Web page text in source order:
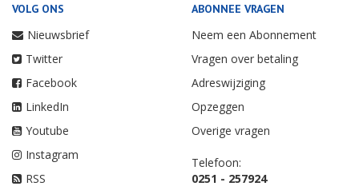
VOLG ONS
Nieuwsbrief
Twitter
Facebook
LinkedIn
Youtube
Instagram
RSS
ABONNEE VRAGEN
Neem een Abonnement
Vragen over betaling
Adreswijziging
Opzeggen
Overige vragen
Telefoon:
0251 - 257924